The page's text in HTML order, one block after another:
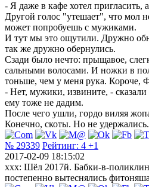
- Я даже в кафе хотел пригласить,
Другой голос "утешает", что мол
может попробуешь с мужиками.
И тут мы это ощутили. Дружно
так же дружно обернулись.
Сзади было нечто: прыщавое,
сальными волосами. И ножки в
тоньше, чем у меня рука. Короче,
- Нет, мужики, извините, -
ему тоже не дадим.
После чего ушли, гордо виляя
Конечно, скоты. Но не удержались.
№ 29339 Рейтинг: 4 +1
2017-02-09 18:15:02
xxx: Шёл 2017й. Бабки-в-
постепенно вытеснялись